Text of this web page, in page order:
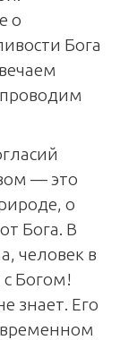
о
Бога
— это
о
Бога. В
человек в
Богом!
знает. Его
временном